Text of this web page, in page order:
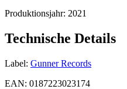
Produktionsjahr: 2021
Technische Details
Label: Gunner Records
EAN: 0187223023174